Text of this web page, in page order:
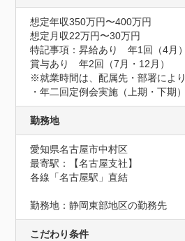
想定年収350万円〜400万円
想定月収22万円〜30万円
特記事項：昇給あり　年1回（4月）
賞与あり　年2回（7月・12月）
※就業時間は、配属先・部署により
・年二回定例会実施（上期・下期）
勤務地
愛知県名古屋市中村区
最寄駅：【名古屋支社】
各線「名古屋駅」直結
勤務地：静岡東部地区の勤務先
こだわり条件